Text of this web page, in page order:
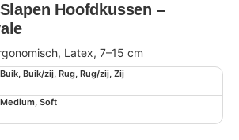
Hoofdkussen –
Latex, 7–15 cm
Buik, Buik/zij, Rug, Rug/zij, Zij
Medium, Soft